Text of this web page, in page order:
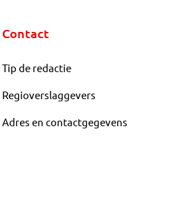
Contact
Tip de redactie
Regioverslaggevers
Adres en contactgegevens